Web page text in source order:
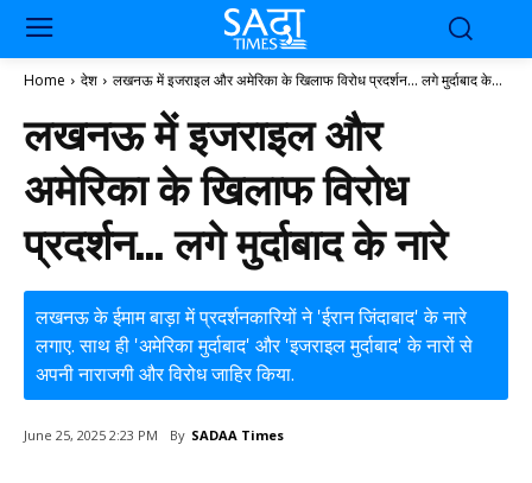
Home देश लखनऊ में इजराइल और अमेरिका के खिलाफ विरोध प्रदर्शन... लगे मुर्दाबाद के...
लखनऊ में इजराइल और
अमेरिका के खिलाफ विरोध
प्रदर्शन… लगे मुर्दाबाद के नारे
लखनऊ के ईमाम बाड़ा में प्रदर्शनकारियों ने 'ईरान जिंदाबाद' के नारे
लगाए. साथ ही 'अमेरिका मुर्दाबाद' और 'इजराइल मुर्दाबाद' के नारों से
अपनी नाराजगी और विरोध जाहिर किया.
June 25, 2025 2:23 PM By SADAA Times